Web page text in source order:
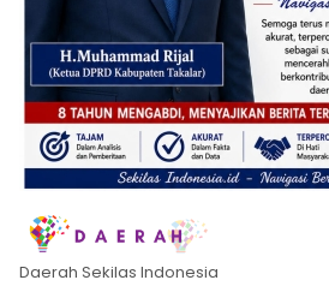
Daerah Sekilas Indonesia